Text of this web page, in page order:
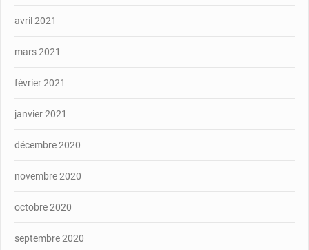
avril 2021
mars 2021
février 2021
janvier 2021
décembre 2020
novembre 2020
octobre 2020
septembre 2020